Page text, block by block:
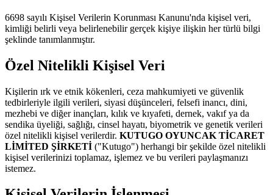
6698 sayılı Kişisel Verilerin Korunması Kanunu'nda kişisel veri,
kimliği belirli veya belirlenebilir gerçek kişiye ilişkin her türlü bilgi
şeklinde tanımlanmıştır.
Özel Nitelikli Kişisel Veri
Kişilerin ırk ve etnik kökenleri, ceza mahkumiyeti ve güvenlik
tedbirleriyle ilgili verileri, siyasi düşünceleri, felsefi inancı, dini,
mezhebi ve diğer inançları, kılık ve kıyafeti, dernek, vakıf ya da
sendika üyeliği, sağlığı, cinsel hayatı, biyometrik ve genetik verileri
özel nitelikli kişisel verilerdir. KUTUGO OYUNCAK TİCARET
LİMİTED ŞİRKETİ ("Kutugo") herhangi bir şekilde özel nitelikli
kişisel verilerinizi toplamaz, işlemez ve bu verileri paylaşmanızı
istemez.